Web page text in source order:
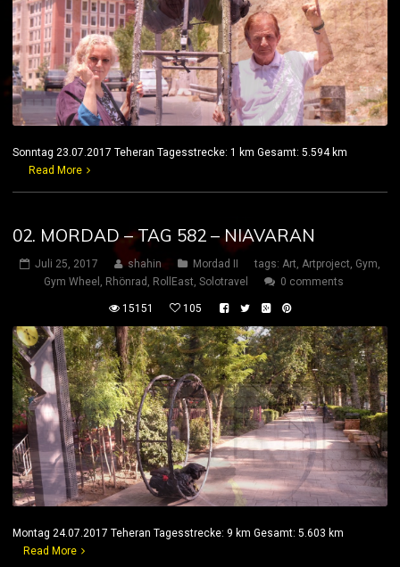
Sonntag 23.07.2017 Teheran Tagesstrecke: 1 km Gesamt: 5.594 km
Read More
02. MORDAD – TAG 582 – NIAVARAN
Juli 25, 2017 shahin Mordad II tags: Art, Artproject, Gym,
Gym Wheel , Rhönrad , RollEast, Solotravel 0 comments
15151 105
Montag 24.07.2017 Teheran Tagesstrecke: 9 km Gesamt: 5.603 km
Read More